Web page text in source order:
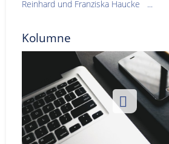
Reinhard und Franziska Haucke ...
Kolumne